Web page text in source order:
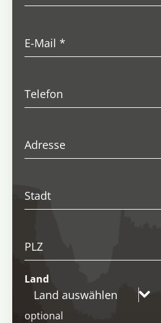
E-Mail*
Telefon
Adresse
Stadt
PLZ
Land
Land auswählen
optional